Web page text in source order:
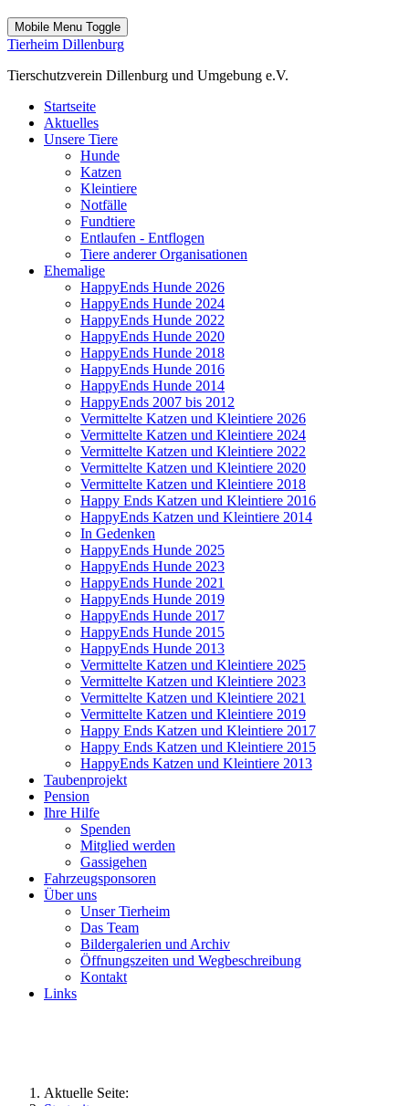
Mobile Menu Toggle
Tierheim Dillenburg
Tierschutzverein Dillenburg und Umgebung e.V.
Startseite
Aktuelles
Unsere Tiere
Hunde
Katzen
Kleintiere
Notfälle
Fundtiere
Entlaufen - Entflogen
Tiere anderer Organisationen
Ehemalige
HappyEnds Hunde 2026
HappyEnds Hunde 2024
HappyEnds Hunde 2022
HappyEnds Hunde 2020
HappyEnds Hunde 2018
HappyEnds Hunde 2016
HappyEnds Hunde 2014
HappyEnds 2007 bis 2012
Vermittelte Katzen und Kleintiere 2026
Vermittelte Katzen und Kleintiere 2024
Vermittelte Katzen und Kleintiere 2022
Vermittelte Katzen und Kleintiere 2020
Vermittelte Katzen und Kleintiere 2018
Happy Ends Katzen und Kleintiere 2016
HappyEnds Katzen und Kleintiere 2014
In Gedenken
HappyEnds Hunde 2025
HappyEnds Hunde 2023
HappyEnds Hunde 2021
HappyEnds Hunde 2019
HappyEnds Hunde 2017
HappyEnds Hunde 2015
HappyEnds Hunde 2013
Vermittelte Katzen und Kleintiere 2025
Vermittelte Katzen und Kleintiere 2023
Vermittelte Katzen und Kleintiere 2021
Vermittelte Katzen und Kleintiere 2019
Happy Ends Katzen und Kleintiere 2017
Happy Ends Katzen und Kleintiere 2015
HappyEnds Katzen und Kleintiere 2013
Taubenprojekt
Pension
Ihre Hilfe
Spenden
Mitglied werden
Gassigehen
Fahrzeugsponsoren
Über uns
Unser Tierheim
Das Team
Bildergalerien und Archiv
Öffnungszeiten und Wegbeschreibung
Kontakt
Links
Aktuelle Seite: